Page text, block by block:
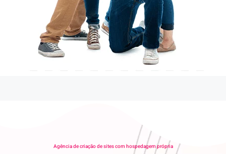
Agência de criação de sites com hospedagem própria